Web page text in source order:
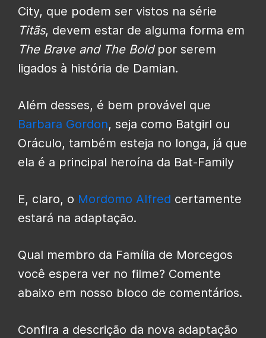
City, que podem ser vistos na série
Titãs, devem estar de alguma forma em
The Brave and The Boldpor serem
ligados à história de Damian.
Além desses, é bem provável que
Barbara Gordon, seja como Batgirl ou
Oráculo, também esteja no longa, já que
ela é a principal heroína da Bat-Family
E, claro, o Mordomo Alfred certamente
estará na adaptação.
Qual membro da Família de Morcegos
você espera ver no filme? Comente
abaixo em nosso bloco de comentários.
Confira a descrição da nova adaptação